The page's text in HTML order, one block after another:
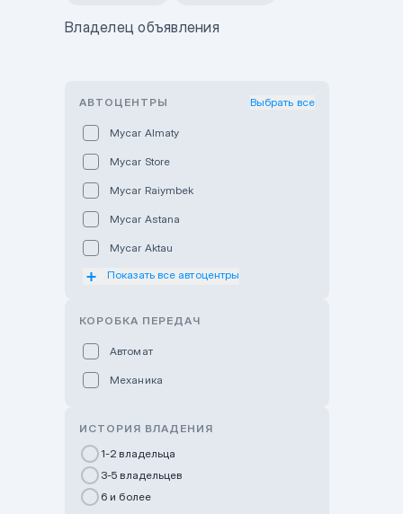
Владелец объявления
АВТОЦЕНТРЫ Выбрать все
Mycar Almaty
Mycar Store
Mycar Raiymbek
Mycar Astana
Mycar Aktau
Mycar Uralsk
GWM Nurly Zhol
Chery Astana
Показать все автоцентры
КОРОБКА ПЕРЕДАЧ
Автомат
Механика
ИСТОРИЯ ВЛАДЕНИЯ
1-2 владельца
3-5 владельцев
6 и более